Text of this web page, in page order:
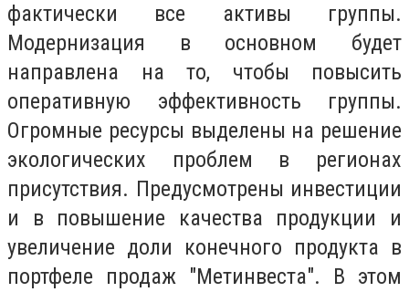
фактически все активы группы.
Модернизация в основном будет
направлена на то, чтобы повысить
оперативную эффективность группы.
Огромные ресурсы выделены на решение
экологических проблем в регионах
присутствия. Предусмотрены инвестиции
и в повышение качества продукции и
увеличение доли конечного продукта в
портфеле продаж "Метинвеста". В этом